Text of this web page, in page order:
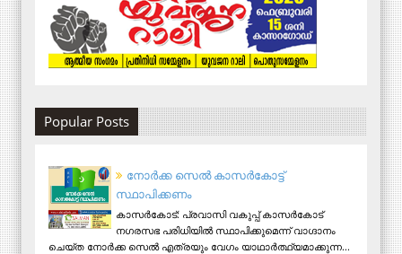
Popular Posts
നോര്‍ക്ക സെല്‍ കാസര്‍കോട്ട്
സ്ഥാപിക്കണം
കാസര്‍കോട്: പ്രവാസി വകുപ്പ് കാസര്‍കോട്
നഗരസഭ പരിധിയില്‍ സ്ഥാപിക്കുമെന്ന് വാഗ്ദാനം
ചെയ്ത നോര്‍ക്ക സെല്‍ എത്രയും വേഗം യാഥാര്‍ത്ഥ്യമാക്കുന്ന...